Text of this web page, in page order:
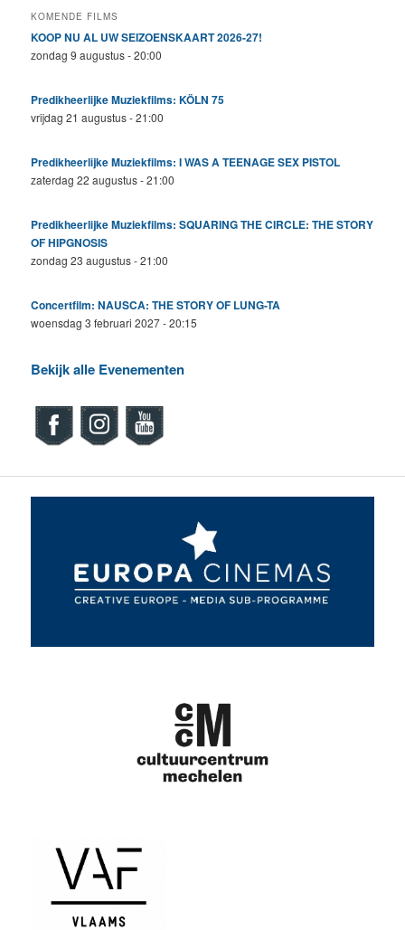
KOMENDE FILMS
KOOP NU AL UW SEIZOENSKAART 2026-27!
zondag 9 augustus - 20:00
Predikheerlijke Muziekfilms: KÖLN 75
vrijdag 21 augustus - 21:00
Predikheerlijke Muziekfilms: I WAS A TEENAGE SEX PISTOL
zaterdag 22 augustus - 21:00
Predikheerlijke Muziekfilms: SQUARING THE CIRCLE: THE STORY
OF HIPGNOSIS
zondag 23 augustus - 21:00
Concertfilm: NAUSCA: THE STORY OF LUNG-TA
woensdag 3 februari 2027 - 20:15
Bekijk alle Evenementen